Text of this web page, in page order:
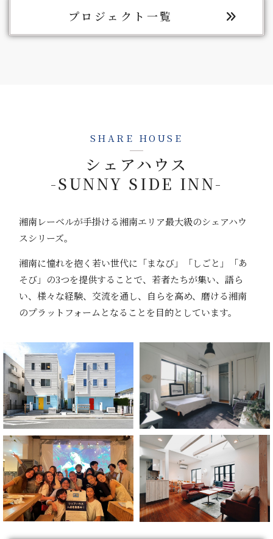
プロジェクト一覧
SHARE HOUSE
シェアハウス
-SUNNY SIDE INN-
湘南レーベルが手掛ける湘南エリア最大級のシェアハウ
スシリーズ。
湘南に憧れを抱く若い世代に「まなび」「しごと」「あ
そび」の3つを提供することで、若者たちが集い、語ら
い、様々な経験、交流を通し、自らを高め、磨ける湘南
のプラットフォームとなることを目的としています。